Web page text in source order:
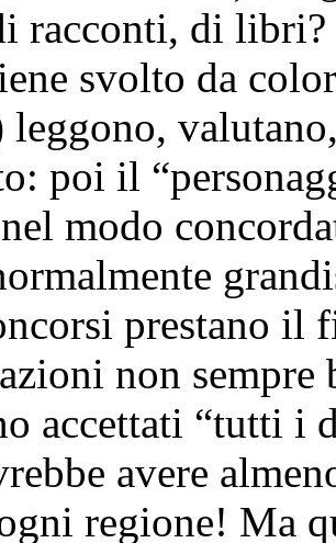
racconti, di
svolto da
leggono,
poi il
modo
prestano il
non sempre
accettati “tutti i
avere
regione! Ma